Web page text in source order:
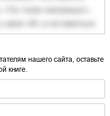
нашего сайта, оставьте
книге.